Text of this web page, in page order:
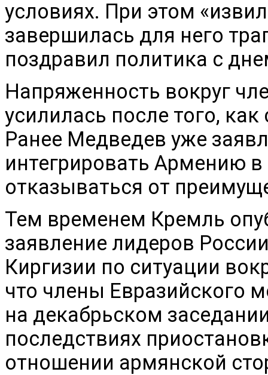
условиях. При этом
завершилась для него
поздравил политика с
Напряженность вокруг
усилилась после того,
Ранее Медведев уже
интегрировать Армению
отказываться от
Тем временем Кремль
заявление лидеров
Киргизии по ситуации
что члены Евразийского
на декабрьском
последствиях
отношении армянской